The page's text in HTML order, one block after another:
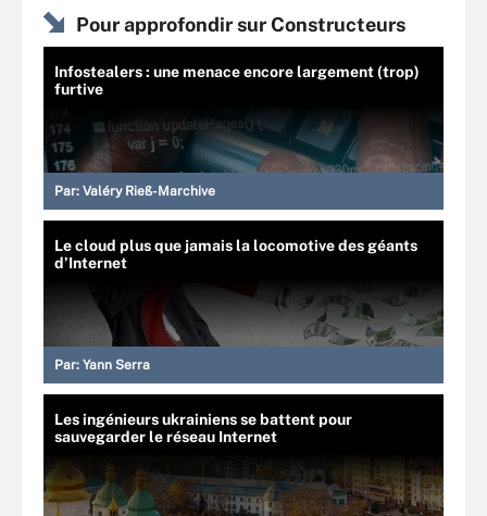
Pour approfondir sur Constructeurs
Infostealers : une menace encore largement (trop)
furtive
Par: Valéry Rieß-Marchive
Le cloud plus que jamais la locomotive des géants
d’Internet
Par: Yann Serra
Les ingénieurs ukrainiens se battent pour
sauvegarder le réseau Internet